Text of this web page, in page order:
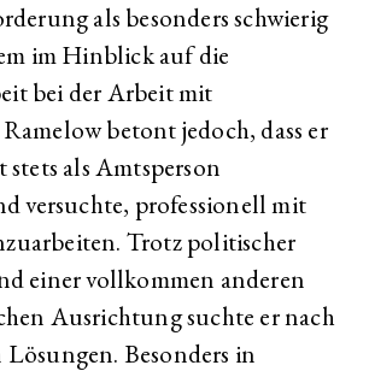
als besonders schwierig
im Hinblick auf die
bei der Arbeit mit
betont jedoch, dass er
stets als Amtsperson
versuchte, professionell mit
Trotz politischer
einer vollkommen anderen
Ausrichtung suchte er nach
Lösungen. Besonders in